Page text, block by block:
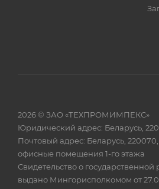
2026 © ЗАО «ТЕХПРОМИМПЕКС»
Юридический адрес: Беларусь,
Почтовый адрес: Беларусь,
офисные помещения 1-го этажа
Свидетельство о государственной
выдано Мингорисполкомом от